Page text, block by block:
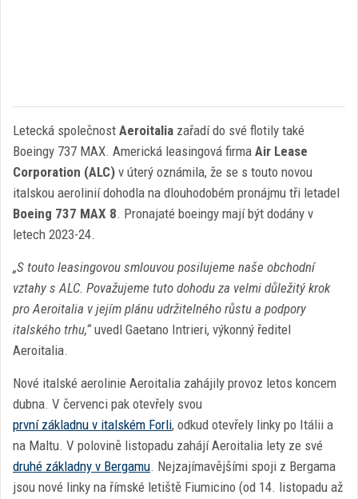
Letecká společnost Aeroitalia zařadí do své flotily také
Boeingy 737 MAX. Americká leasingová firma Air Lease
Corporation (ALC) v úterý oznámila, že se s touto novou
italskou aerolinií dohodla na dlouhodobém pronájmu tři letadel
Boeing 737 MAX 8. Pronajaté boeingy mají být dodány v
letech 2023-24.
„S touto leasingovou smlouvou posilujeme naše obchodní
vztahy s ALC. Považujeme tuto dohodu za velmi důležitý krok
pro Aeroitalia v jejím plánu udržitelného růstu a podpory
italského trhu,“uvedl Gaetano Intrieri, výkonný ředitel
Aeroitalia.
Nové italské aerolinie Aeroitalia zahájily provoz letos koncem
dubna. V červenci pak otevřely svou
první základnu v italském Forli, odkud otevřely linky po Itálii a
na Maltu. V polovině listopadu zahájí Aeroitalia lety ze své
druhé základny v Bergamu. Nejzajímavějšími spoji z Bergama
jsou nové linky na římské letiště Fiumicino (od 14. listopadu až